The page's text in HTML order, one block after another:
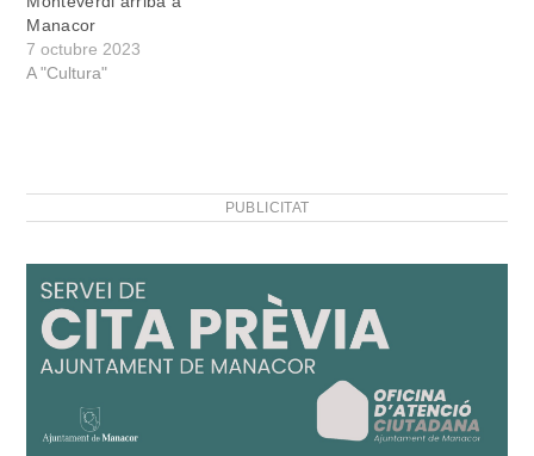
Manacor
7 octubre 2023
A "Cultura"
PUBLICITAT